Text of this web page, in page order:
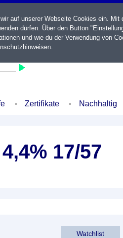
Zertifikate Nachhaltig
17/57
Watchlist
auf unserer Webseite Cookies ein. Mit
dürfen. Über den Button
und wie du der Verwendung von
.